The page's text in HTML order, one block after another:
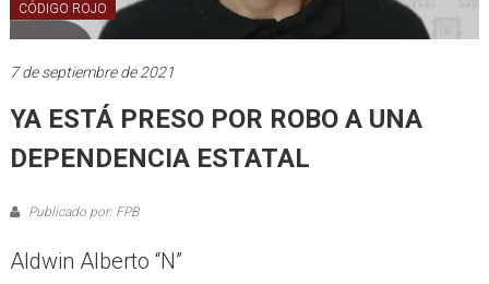
CÓDIGO ROJO
7 de septiembre de 2021
YA ESTÁ PRESO POR ROBO A UNA
DEPENDENCIA ESTATAL
Publicado por: FPB
Aldwin Alberto “N”